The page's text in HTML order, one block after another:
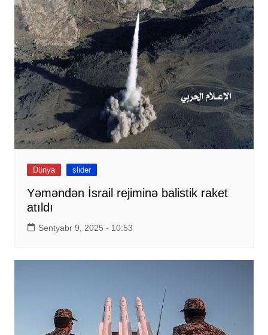
Dünya slider
Yəməndən İsrail rejiminə balistik raket
atıldı
Sentyabr 9, 2025 - 10:53